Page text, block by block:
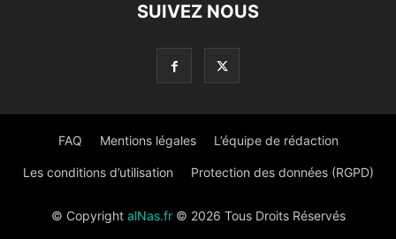
SUIVEZ NOUS
FAQ Mentions légales L’équipe de rédaction
Les conditions d’utilisation Protection des données (RGPD)
© Copyright alNas.fr© 2026 Tous Droits Réservés